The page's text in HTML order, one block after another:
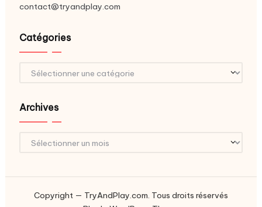
contact@tryandplay.com
Catégories
Catégories
Archives
Archives
Copyright — TryAndPlay.com. Tous droits réservés